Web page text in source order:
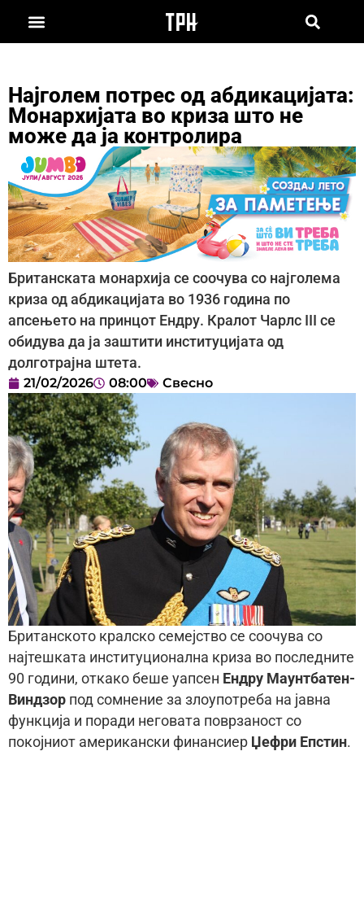
Најголем потрес од абдикацијата:
Монархијата во криза што не
може да ја контролира
Британската монархија се соочува со најголема
криза од абдикацијата во 1936 година по
апсењето на принцот Ендру. Кралот Чарлс III се
обидува да ја заштити институцијата од
долготрајна штета.
21/02/2026 08:00 Свесно
Британското кралско семејство се соочува со
најтешката институционална криза во последните
90 години, откако беше уапсен Ендру Маунтбатен-
Виндзор под сомнение за злоупотреба на јавна
функција и поради неговата поврзаност со
покојниот американски финансиер Џефри Епстин.